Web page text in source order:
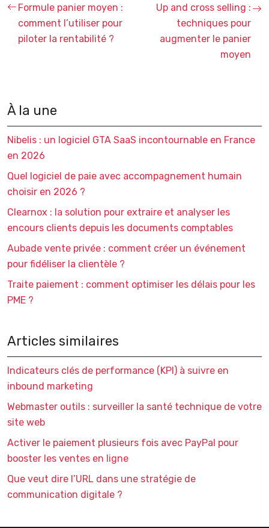
Formule panier moyen :
comment l’utiliser pour
piloter la rentabilité ?
Up and cross selling :
techniques pour
augmenter le panier
moyen
À la une
Nibelis : un logiciel GTA SaaS incontournable en France
en 2026
Quel logiciel de paie avec accompagnement humain
choisir en 2026 ?
Clearnox : la solution pour extraire et analyser les
encours clients depuis les documents comptables
Aubade vente privée : comment créer un événement
pour fidéliser la clientèle ?
Traite paiement : comment optimiser les délais pour les
PME ?
Articles similaires
Indicateurs clés de performance (KPI) à suivre en
inbound marketing
Webmaster outils : surveiller la santé technique de votre
site web
Activer le paiement plusieurs fois avec PayPal pour
booster les ventes en ligne
Que veut dire l’URL dans une stratégie de
communication digitale ?